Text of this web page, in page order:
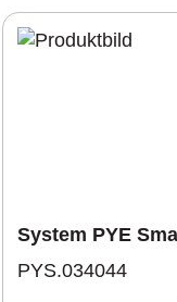
System PYE
PYS.034044